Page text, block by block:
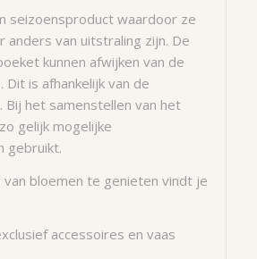
seizoensproduct waardoor ze
anders van uitstraling zijn. De
kunnen afwijken van de
is afhankelijk van de
Bij het samenstellen van het
gelijk mogelijke
gebruikt.
van bloemen te genieten vindt je
accessoires en vaas